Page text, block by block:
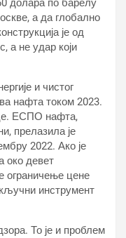
долара по барелу
а да глобално
је од
а не удар који
и чистог
нафта током 2023.
ЕСПО нафта,
прелазила је
2022. Ако је
око девет
ограничење цене
инструмент
То је и проблем